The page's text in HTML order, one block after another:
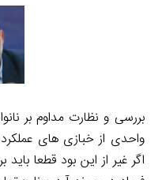
بررسی و نظارت مداوم بر
واحدی از خبازی های
اگر غیر از این بود قطعا